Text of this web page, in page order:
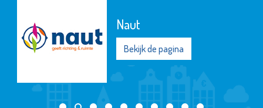
Naut
Bekijk de pagina